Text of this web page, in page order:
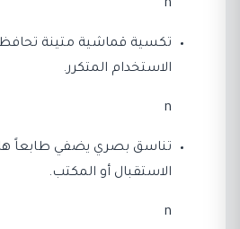
n
تكسية قماشية متينة
الاستخدام المتكرر.
n
تناسق بصري يضفي طابعاً
الاستقبال أو المكتب.
n